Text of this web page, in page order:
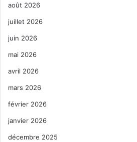
août 2026
juillet 2026
juin 2026
mai 2026
avril 2026
mars 2026
février 2026
janvier 2026
décembre 2025